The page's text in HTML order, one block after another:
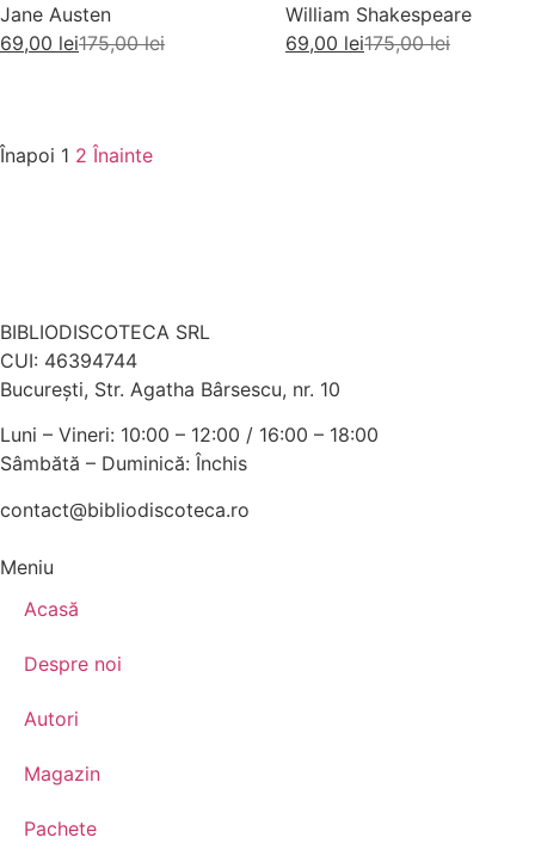
Jane Austen
175,00lei
69,00 lei
William Shakespeare
175,00lei
69,00 lei
Înapoi 1 2 Înainte
BIBLIODISCOTECA SRL
CUI: 46394744
Bucureşti, Str. Agatha Bârsescu, nr. 10
Luni – Vineri: 10:00 – 12:00 / 16:00 – 18:00
Sâmbătă – Duminică: Închis
contact@bibliodiscoteca.ro
Meniu
Acasă
Despre noi
Autori
Magazin
Pachete